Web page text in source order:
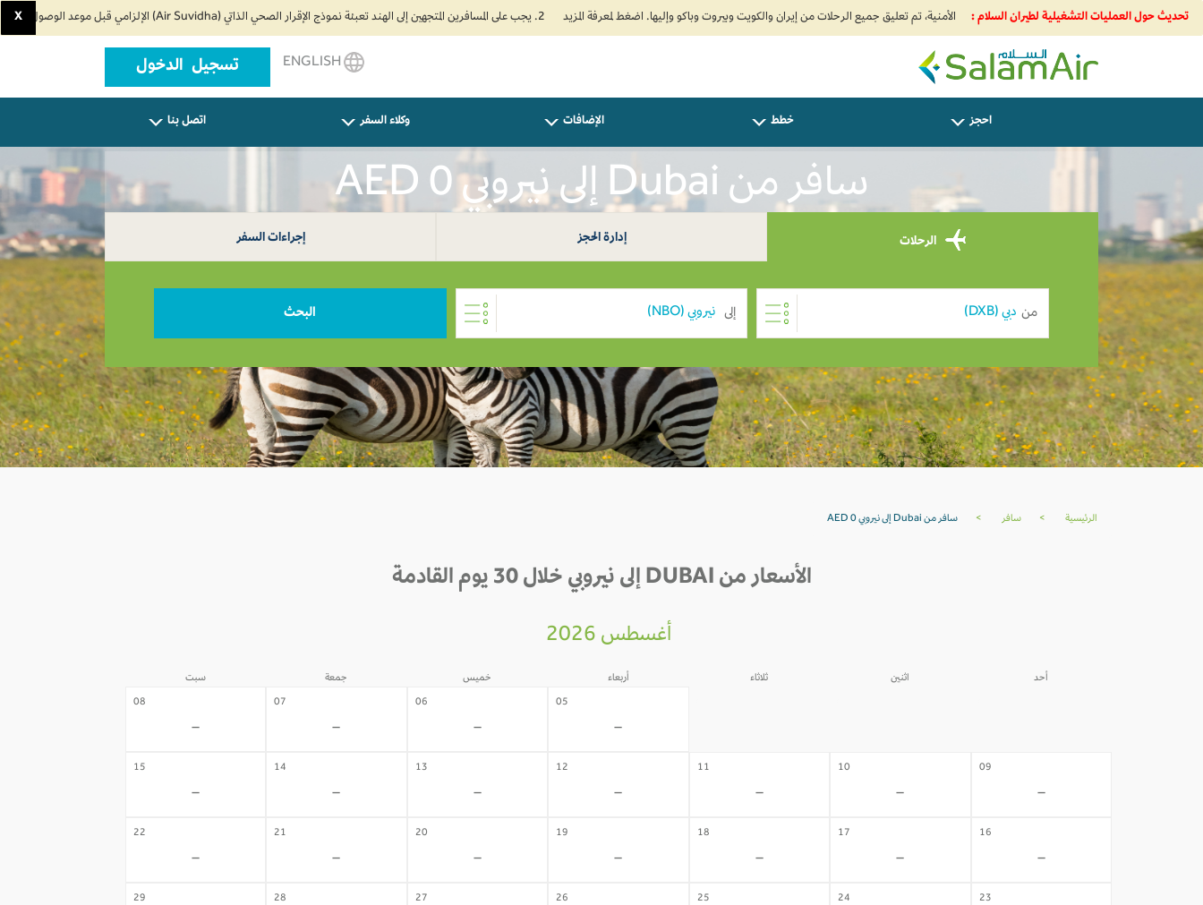
تحديث حول العمليات التشغيلية لطيران السلام : 2. يجب على المسافرين المتجهين إلى الهند تعبئة نموذج الإقرار الصحي الذاتي (Air Suvidha) الإلزامي قبل موعد الوصول بـ 24 ساعة على الأقل. اضغط هنا للدخول إلى بوابة Air Suvidha. X
SalamAir
تسجيل الدخول
احجز خطط الإضافات وكلاء السفر اتصل بنا
سافر من Dubai إلى نيروبي AED 0
الرحلات إدارة الحجز إجراءات السفر
من إلى البحث
الرئيسية > سافر > سافر من Dubai إلى نيروبي AED 0
الأسعار من DUBAI إلى نيروبي خلال 30 يوم القادمة
أغسطس 2026
أحد اثنين ثلاثاء أربعاء خميس جمعة سبت
05
-
06
-
07
-
08
-
09
-
10
-
11
-
12
-
13
-
14
-
15
-
16
-
17
-
18
-
19
-
20
-
21
-
22
-
23
24
25
26
27
28
29